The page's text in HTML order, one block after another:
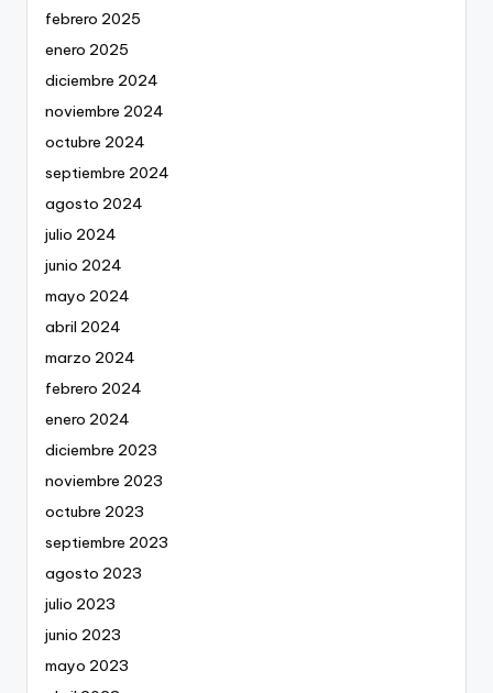
febrero 2025
enero 2025
diciembre 2024
noviembre 2024
octubre 2024
septiembre 2024
agosto 2024
julio 2024
junio 2024
mayo 2024
abril 2024
marzo 2024
febrero 2024
enero 2024
diciembre 2023
noviembre 2023
octubre 2023
septiembre 2023
agosto 2023
julio 2023
junio 2023
mayo 2023